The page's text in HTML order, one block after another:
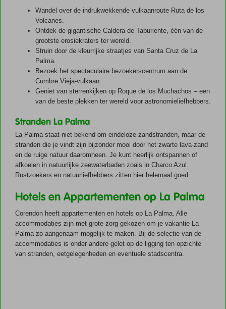
Wandel over de indrukwekkende vulkaanroute Ruta de los
Volcanes.
Ontdek de gigantische Caldera de Taburiente, één van de
grootste erosiekraters ter wereld.
Struin door de kleurrijke straatjes van Santa Cruz de La
Palma.
Bezoek het spectaculaire bezoekerscentrum aan de
Cumbre Vieja-vulkaan.
Geniet van sterrenkijken op Roque de los Muchachos – een
van de beste plekken ter wereld voor astronomieliefhebbers.
Stranden La Palma
La Palma staat niet bekend om eindeloze zandstranden, maar de
stranden die je vindt zijn bijzonder mooi door het zwarte lava-zand
en de ruige natuur daaromheen. Je kunt heerlijk ontspannen of
afkoelen in natuurlijke zeewaterbaden zoals in Charco Azul.
Rustzoekers en natuurliefhebbers zitten hier helemaal goed.
Hotels en Appartementen op La Palma
Corendon heeft appartementen en hotels op La Palma. Alle
accommodaties zijn met grote zorg gekozen om je vakantie La
Palma zo aangenaam mogelijk te maken. Bij de selectie van de
accommodaties is onder andere gelet op de ligging ten opzichte
van stranden, eetgelegenheden en eventuele stadscentra.